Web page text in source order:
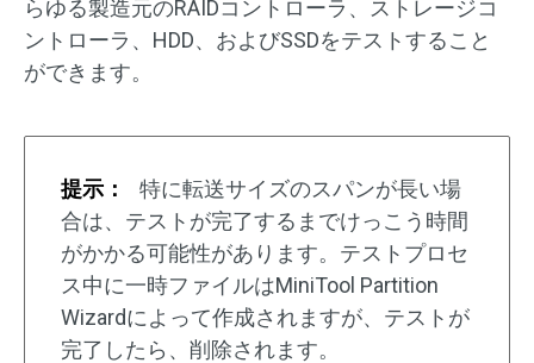
らゆる製造元のRAIDコントローラ、ストレージコ
ントローラ、HDD、およびSSDをテストすること
ができます。
提示：
特に転送サイズのスパンが長い場
合は、テストが完了するまでけっこう時間
がかかる可能性があります。テストプロセ
ス中に一時ファイルはMiniTool Partition
Wizardによって作成されますが、テストが
完了したら、削除されます。